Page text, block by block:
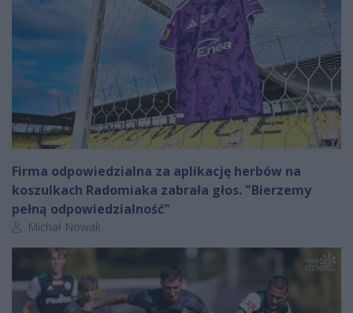
Firma odpowiedzialna za aplikację herbów na
koszulkach Radomiaka zabrała głos. "Bierzemy
pełną odpowiedzialność"
Autor artykułu:
Michał Nowak